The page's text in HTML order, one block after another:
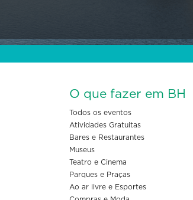
O que fazer em BH
Todos os eventos
Atividades Gratuitas
Bares e Restaurantes
Museus
Teatro e Cinema
Parques e Praças
Ao ar livre e Esportes